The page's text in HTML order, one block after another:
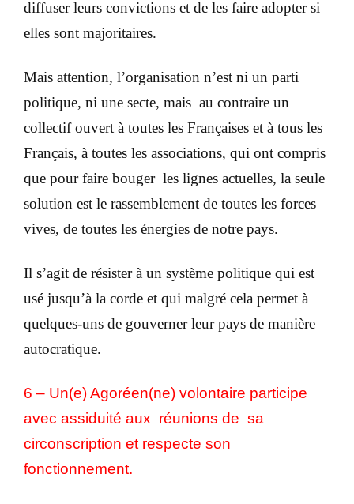
diffuser leurs convictions et de les faire adopter si
elles sont majoritaires.
Mais attention, l’organisation n’est ni un parti
politique, ni une secte, mais au contraire un
collectif ouvert à toutes les Françaises et à tous les
Français, à toutes les associations, qui ont compris
que pour faire bouger les lignes actuelles, la seule
solution est le rassemblement de toutes les forces
vives, de toutes les énergies de notre pays.
Il s’agit de résister à un système politique qui est
usé jusqu’à la corde et qui malgré cela permet à
quelques-uns de gouverner leur pays de manière
autocratique.
6 – Un(e) Agoréen(ne) volontaire participe
avec assiduité aux réunions de sa
circonscription et respecte son
fonctionnement.